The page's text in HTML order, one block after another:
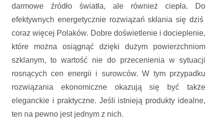
darmowe źródło światła, ale również ciepła. Do
efektywnych energetycznie rozwiązań skłania się dziś
coraz więcej Polaków. Dobre doświetlenie i docieplenie,
które można osiągnąć dzięki dużym powierzchniom
szklanym, to wartość nie do przecenienia w sytuacji
rosnących cen energii i surowców. W tym przypadku
rozwiązania ekonomiczne okazują się być także
eleganckie i praktyczne. Jeśli istnieją produkty idealne,
ten na pewno jest jednym z nich.